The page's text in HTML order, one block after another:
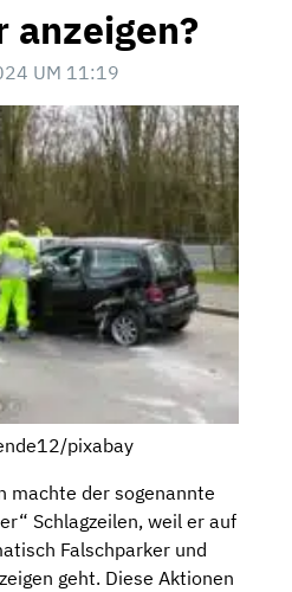
anzeigen?
UM 11:19
pixabay
machte der sogenannte
Schlagzeilen, weil er auf
Falschparker und
geht. Diese Aktionen